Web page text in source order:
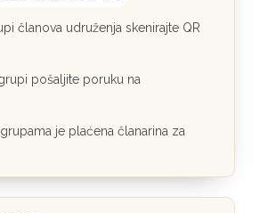
članova udruženja skenirajte QR
pošaljite poruku na
je plaćena članarina za